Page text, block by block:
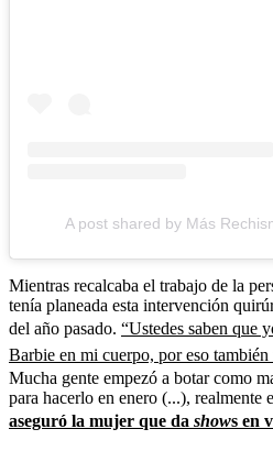
A post shared by Más
Mientras recalcaba el trabajo de la
tenía planeada esta intervención
del año pasado. “Ustedes saben que
Barbie en mi cuerpo, por eso también
Mucha gente empezó a botar como
para hacerlo en enero (...), realmente
aseguró la mujer que da shows en